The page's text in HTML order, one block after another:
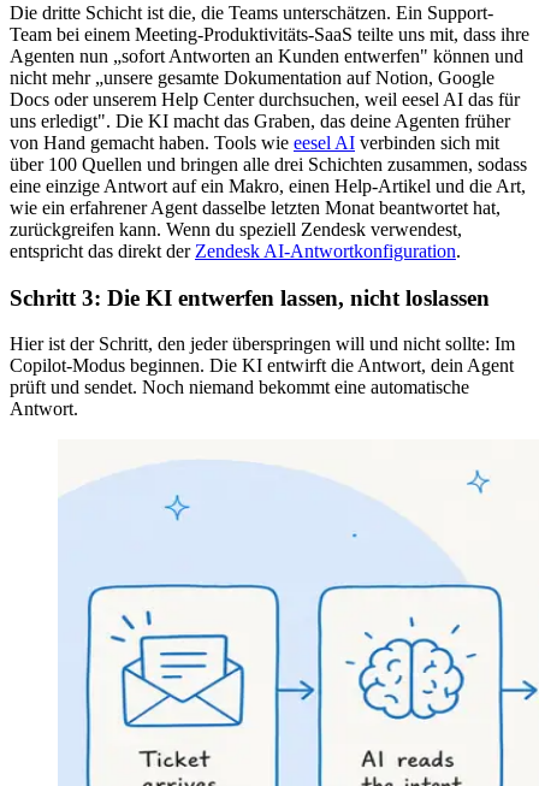
Die dritte Schicht ist die, die Teams unterschätzen. Ein Support-
Team bei einem Meeting-Produktivitäts-SaaS teilte uns mit, dass ihre
Agenten nun „sofort Antworten an Kunden entwerfen" können und
nicht mehr „unsere gesamte Dokumentation auf Notion, Google
Docs oder unserem Help Center durchsuchen, weil eesel AI das für
uns erledigt". Die KI macht das Graben, das deine Agenten früher
von Hand gemacht haben. Tools wie eesel AI verbinden sich mit
über 100 Quellen und bringen alle drei Schichten zusammen, sodass
eine einzige Antwort auf ein Makro, einen Help-Artikel und die Art,
wie ein erfahrener Agent dasselbe letzten Monat beantwortet hat,
zurückgreifen kann. Wenn du speziell Zendesk verwendest,
entspricht das direkt der Zendesk AI-Antwortkonfiguration.
Schritt 3: Die KI entwerfen lassen, nicht loslassen
Hier ist der Schritt, den jeder überspringen will und nicht sollte: Im
Copilot-Modus beginnen. Die KI entwirft die Antwort, dein Agent
prüft und sendet. Noch niemand bekommt eine automatische
Antwort.